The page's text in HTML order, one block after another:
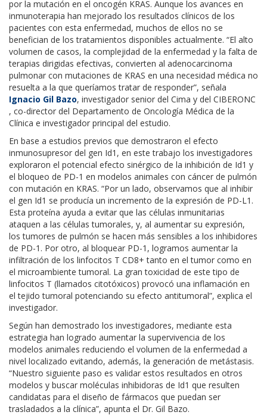
por la mutación en el oncogén KRAS. Aunque los avances en
inmunoterapia han mejorado los resultados clínicos de los
pacientes con esta enfermedad, muchos de ellos no se
benefician de los tratamientos disponibles actualmente. “El alto
volumen de casos, la complejidad de la enfermedad y la falta de
terapias dirigidas efectivas, convierten al adenocarcinoma
pulmonar con mutaciones de KRAS en una necesidad médica no
resuelta a la que queríamos tratar de responder”, señala
Ignacio Gil Bazo, investigador senior del Cima y del CIBERONC
, co-director del Departamento de Oncología Médica de la
Clínica e investigador principal del estudio.
En base a estudios previos que demostraron el efecto
inmunosupresor del gen Id1, en este trabajo los investigadores
exploraron el potencial efecto sinérgico de la inhibición de Id1 y
el bloqueo de PD-1 en modelos animales con cáncer de pulmón
con mutación en KRAS. “Por un lado, observamos que al inhibir
el gen Id1 se producía un incremento de la expresión de PD-L1.
Esta proteína ayuda a evitar que las células inmunitarias
ataquen a las células tumorales, y, al aumentar su expresión,
los tumores de pulmón se hacen más sensibles a los inhibidores
de PD-1. Por otro, al bloquear PD-1, logramos aumentar la
infiltración de los linfocitos T CD8+ tanto en el tumor como en
el microambiente tumoral. La gran toxicidad de este tipo de
linfocitos T (llamados citotóxicos) provocó una inflamación en
el tejido tumoral potenciando su efecto antitumoral”, explica el
investigador.
Según han demostrado los investigadores, mediante esta
estrategia han logrado aumentar la supervivencia de los
modelos animales reduciendo el volumen de la enfermedad a
nivel localizado evitando, además, la generación de metástasis.
“Nuestro siguiente paso es validar estos resultados en otros
modelos y buscar moléculas inhibidoras de Id1 que resulten
candidatas para el diseño de fármacos que puedan ser
trasladados a la clínica”, apunta el Dr. Gil Bazo.